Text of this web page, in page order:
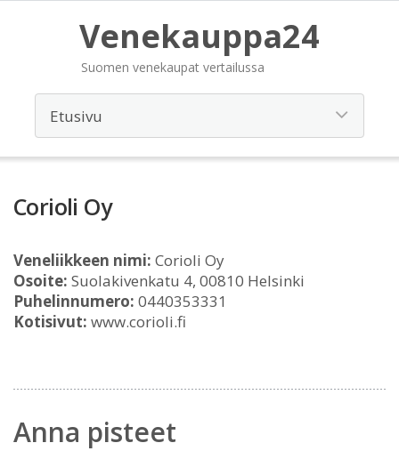
Venekauppa24
Suomen venekaupat vertailussa
Corioli Oy
Veneliikkeen nimi: Corioli Oy
Osoite: Suolakivenkatu 4, 00810 Helsinki
Puhelinnumero: 0440353331
Kotisivut: www.corioli.fi
Anna pisteet